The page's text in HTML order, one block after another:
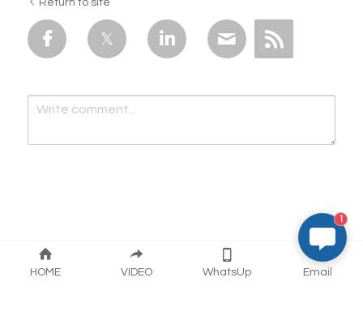
Submit Cancel
1
HOME VIDEO WhatsUp Email